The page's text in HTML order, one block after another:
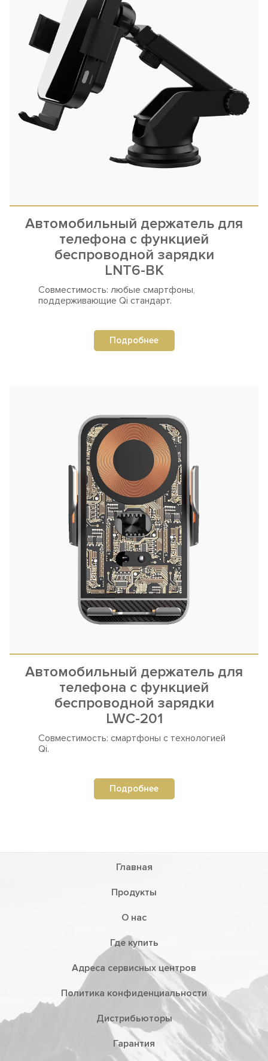
Автомобильный держатель для
телефона с функцией
беспроводной зарядки
LNT6-BK
Совместимость: любые смартфоны,
поддерживающие Qi стандарт.
Подробнее
Автомобильный держатель для
телефона с функцией
беспроводной зарядки
LWC-201
Совместимость: смартфоны с технологией
Qi.
Подробнее
Главная
Продукты
О нас
Где купить
Адреса сервисных центров
Политика конфиденциальности
Дистрибьюторы
Гарантия